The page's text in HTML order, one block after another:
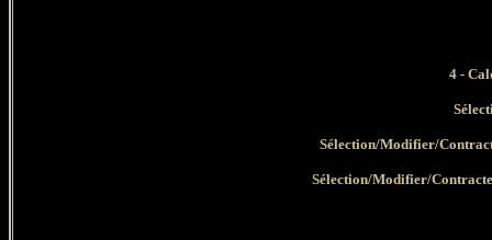
4 -
Sélection/Modifier/
Sélection/Modifier/